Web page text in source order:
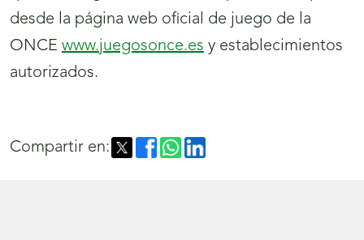
desde la página web oficial de juego de la
ONCE www.juegosonce.es y establecimientos
autorizados.
Compartir en: